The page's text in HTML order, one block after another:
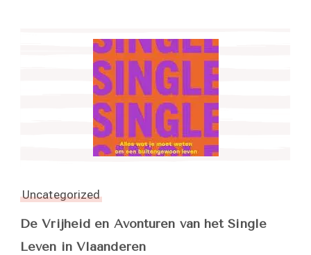
Uncategorized
De Vrijheid en Avonturen van het Single
Leven in Vlaanderen